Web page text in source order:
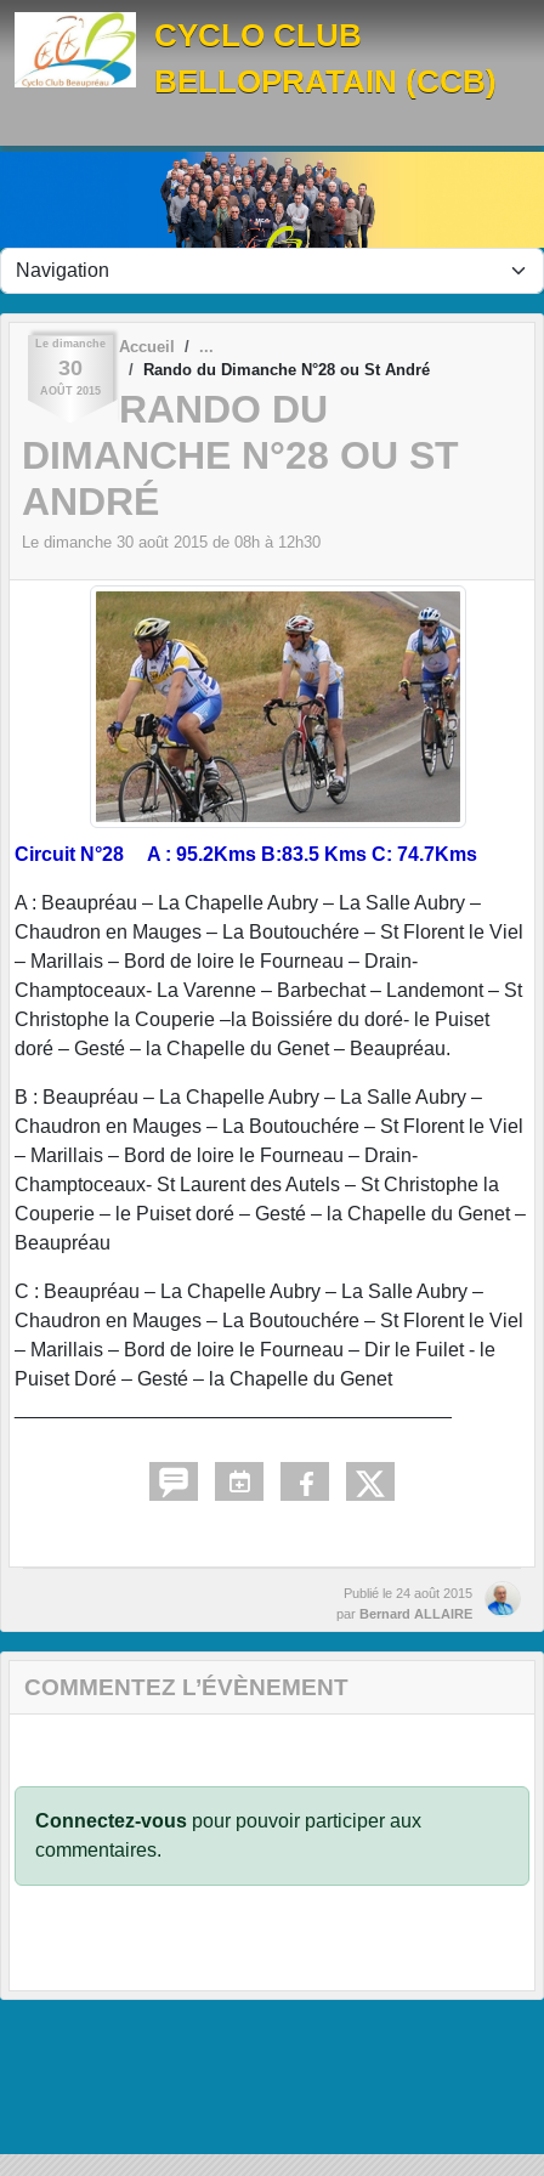
CYCLO CLUB
BELLOPRATAIN (CCB)
Le dimanche
30
AOÛT 2015
Accueil
Rando du Dimanche N°28 ou St André
RANDO DU
DIMANCHE N°28 OU ST
ANDRÉ
Le dimanche 30 août 2015 de 08h à 12h30
Circuit N°28 A : 95.2Kms B:83.5 Kms C: 74.7Kms
A : Beaupréau – La Chapelle Aubry – La Salle Aubry –
Chaudron en Mauges – La Boutouchére – St Florent le Viel
– Marillais – Bord de loire le Fourneau – Drain-
Champtoceaux- La Varenne – Barbechat – Landemont – St
Christophe la Couperie –la Boissiére du doré- le Puiset
doré – Gesté – la Chapelle du Genet – Beaupréau.
B : Beaupréau – La Chapelle Aubry – La Salle Aubry –
Chaudron en Mauges – La Boutouchére – St Florent le Viel
– Marillais – Bord de loire le Fourneau – Drain-
Champtoceaux- St Laurent des Autels – St Christophe la
Couperie – le Puiset doré – Gesté – la Chapelle du Genet –
Beaupréau
C : Beaupréau – La Chapelle Aubry – La Salle Aubry –
Chaudron en Mauges – La Boutouchére – St Florent le Viel
– Marillais – Bord de loire le Fourneau – Dir le Fuilet - le
Puiset Doré – Gesté – la Chapelle du Genet
Publié le 24 août 2015
par Bernard ALLAIRE
COMMENTEZ L’ÉVÈNEMENT
Connectez-vous pour pouvoir participer aux
commentaires.
Panneau de gestion des cookies